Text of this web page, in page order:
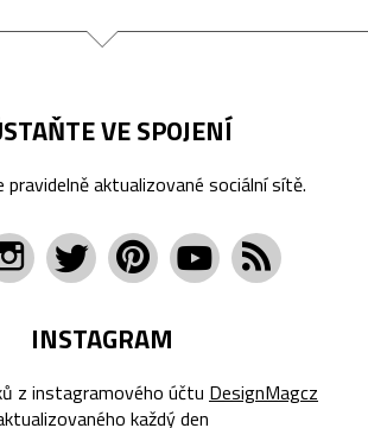
VE SPOJENÍ
pravidelně aktualizované sociální sítě.
INSTAGRAM
z instagramového účtu DesignMagcz
každý den